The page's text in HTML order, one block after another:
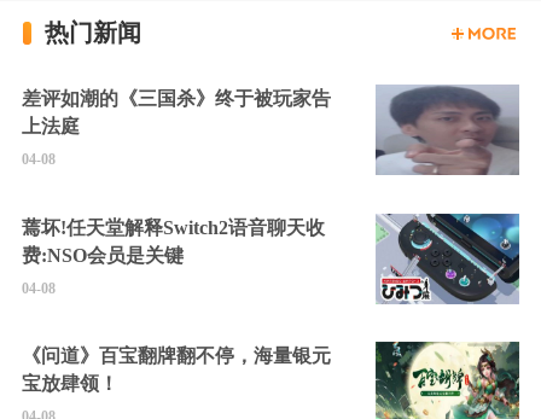
热门新闻
差评如潮的《三国杀》终于被玩家告
上法庭
04-08
蔫坏!任天堂解释Switch2语音聊天收
费:NSO会员是关键
04-08
《问道》百宝翻牌翻不停，海量银元
宝放肆领！